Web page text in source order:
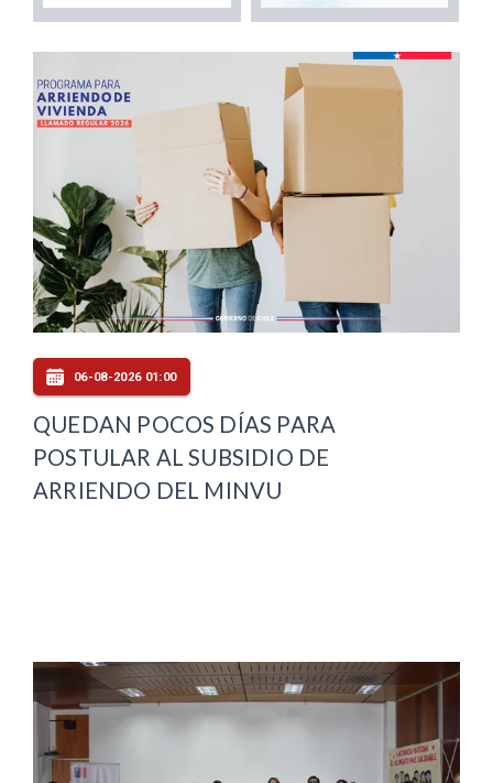
06-08-2026 01:00
QUEDAN POCOS DÍAS PARA
POSTULAR AL SUBSIDIO DE
ARRIENDO DEL MINVU